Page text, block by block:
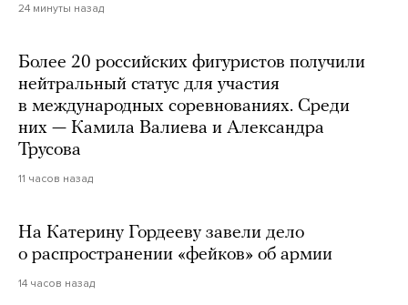
24 минуты назад
Более 20 российских фигуристов получили
нейтральный статус для участия
в международных соревнованиях. Среди
них — Камила Валиева и Александра
Трусова
11 часов назад
На Катерину Гордееву завели дело
о распространении «фейков» об армии
14 часов назад